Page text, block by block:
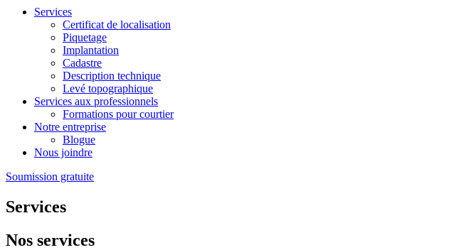
Services
Certificat de localisation
Piquetage
Implantation
Cadastre
Description technique
Levé topographique
Services aux professionnels
Formations pour courtier
Notre entreprise
Blogue
Nous joindre
Soumission gratuite
Services
Nos services